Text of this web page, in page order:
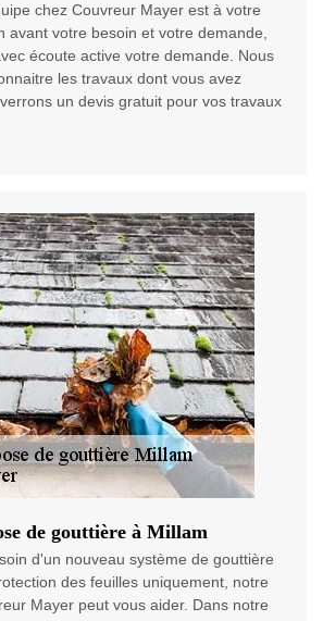
chez Couvreur Mayer est à votre
avant votre besoin et votre demande,
écoute active votre demande. Nous
les travaux dont vous avez
un devis gratuit pour vos travaux
de gouttière à Millam
d'un nouveau système de gouttière
des feuilles uniquement, notre
Mayer peut vous aider. Dans notre